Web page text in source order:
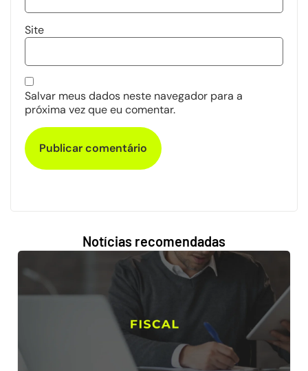
Site
Salvar meus dados neste navegador para a
próxima vez que eu comentar.
Notícias recomendadas